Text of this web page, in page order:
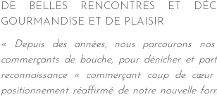
DE BELLES RENCONTRES ET
GOURMANDISE ET DE PLAISIR
« Depuis des années, nous parcourons
commerçants de bouche, pour dénicher et
reconnaissance « commerçant coup de
positionnement réaffirmé de notre nouvelle